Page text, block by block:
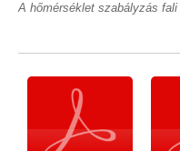
A hőmérséklet szabályzás